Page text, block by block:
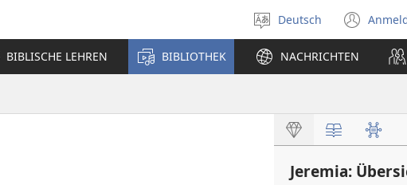
Sprache
auswählen
Deutsch
BIBLISCHE LEHREN BIBLIOTHEK NACHRICHTEN
Jeremia: